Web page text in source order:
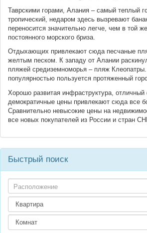
Таврскими горами, Алания – самый теплый
тропический, недаром здесь вызревают
переносится значительно легче, чем в той
постоянного морского бриза.
Отдыхающих привлекают сюда песчаные
желтым песком. К западу от Алании
пляжей средиземноморья – пляж
популярностью пользуется протяженный
Хорошо развитая инфраструктура, отличный
демократичные цены привлекают сюда все
Сравнительно невысокие цены на
все новых покупателей из России и стран
Быстрый поиск
Расположение